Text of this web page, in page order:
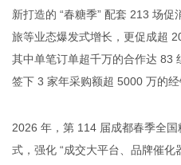
新打造的 “春糖季” 配套 213 场
旅等业态爆发式增长，更促成超
其中单笔订单超千万的合作达 83
签下 3 家年采购额超 5000 万的经
2026 年，第 114 届成都春季全国
式，强化 “成交大平台、品牌催